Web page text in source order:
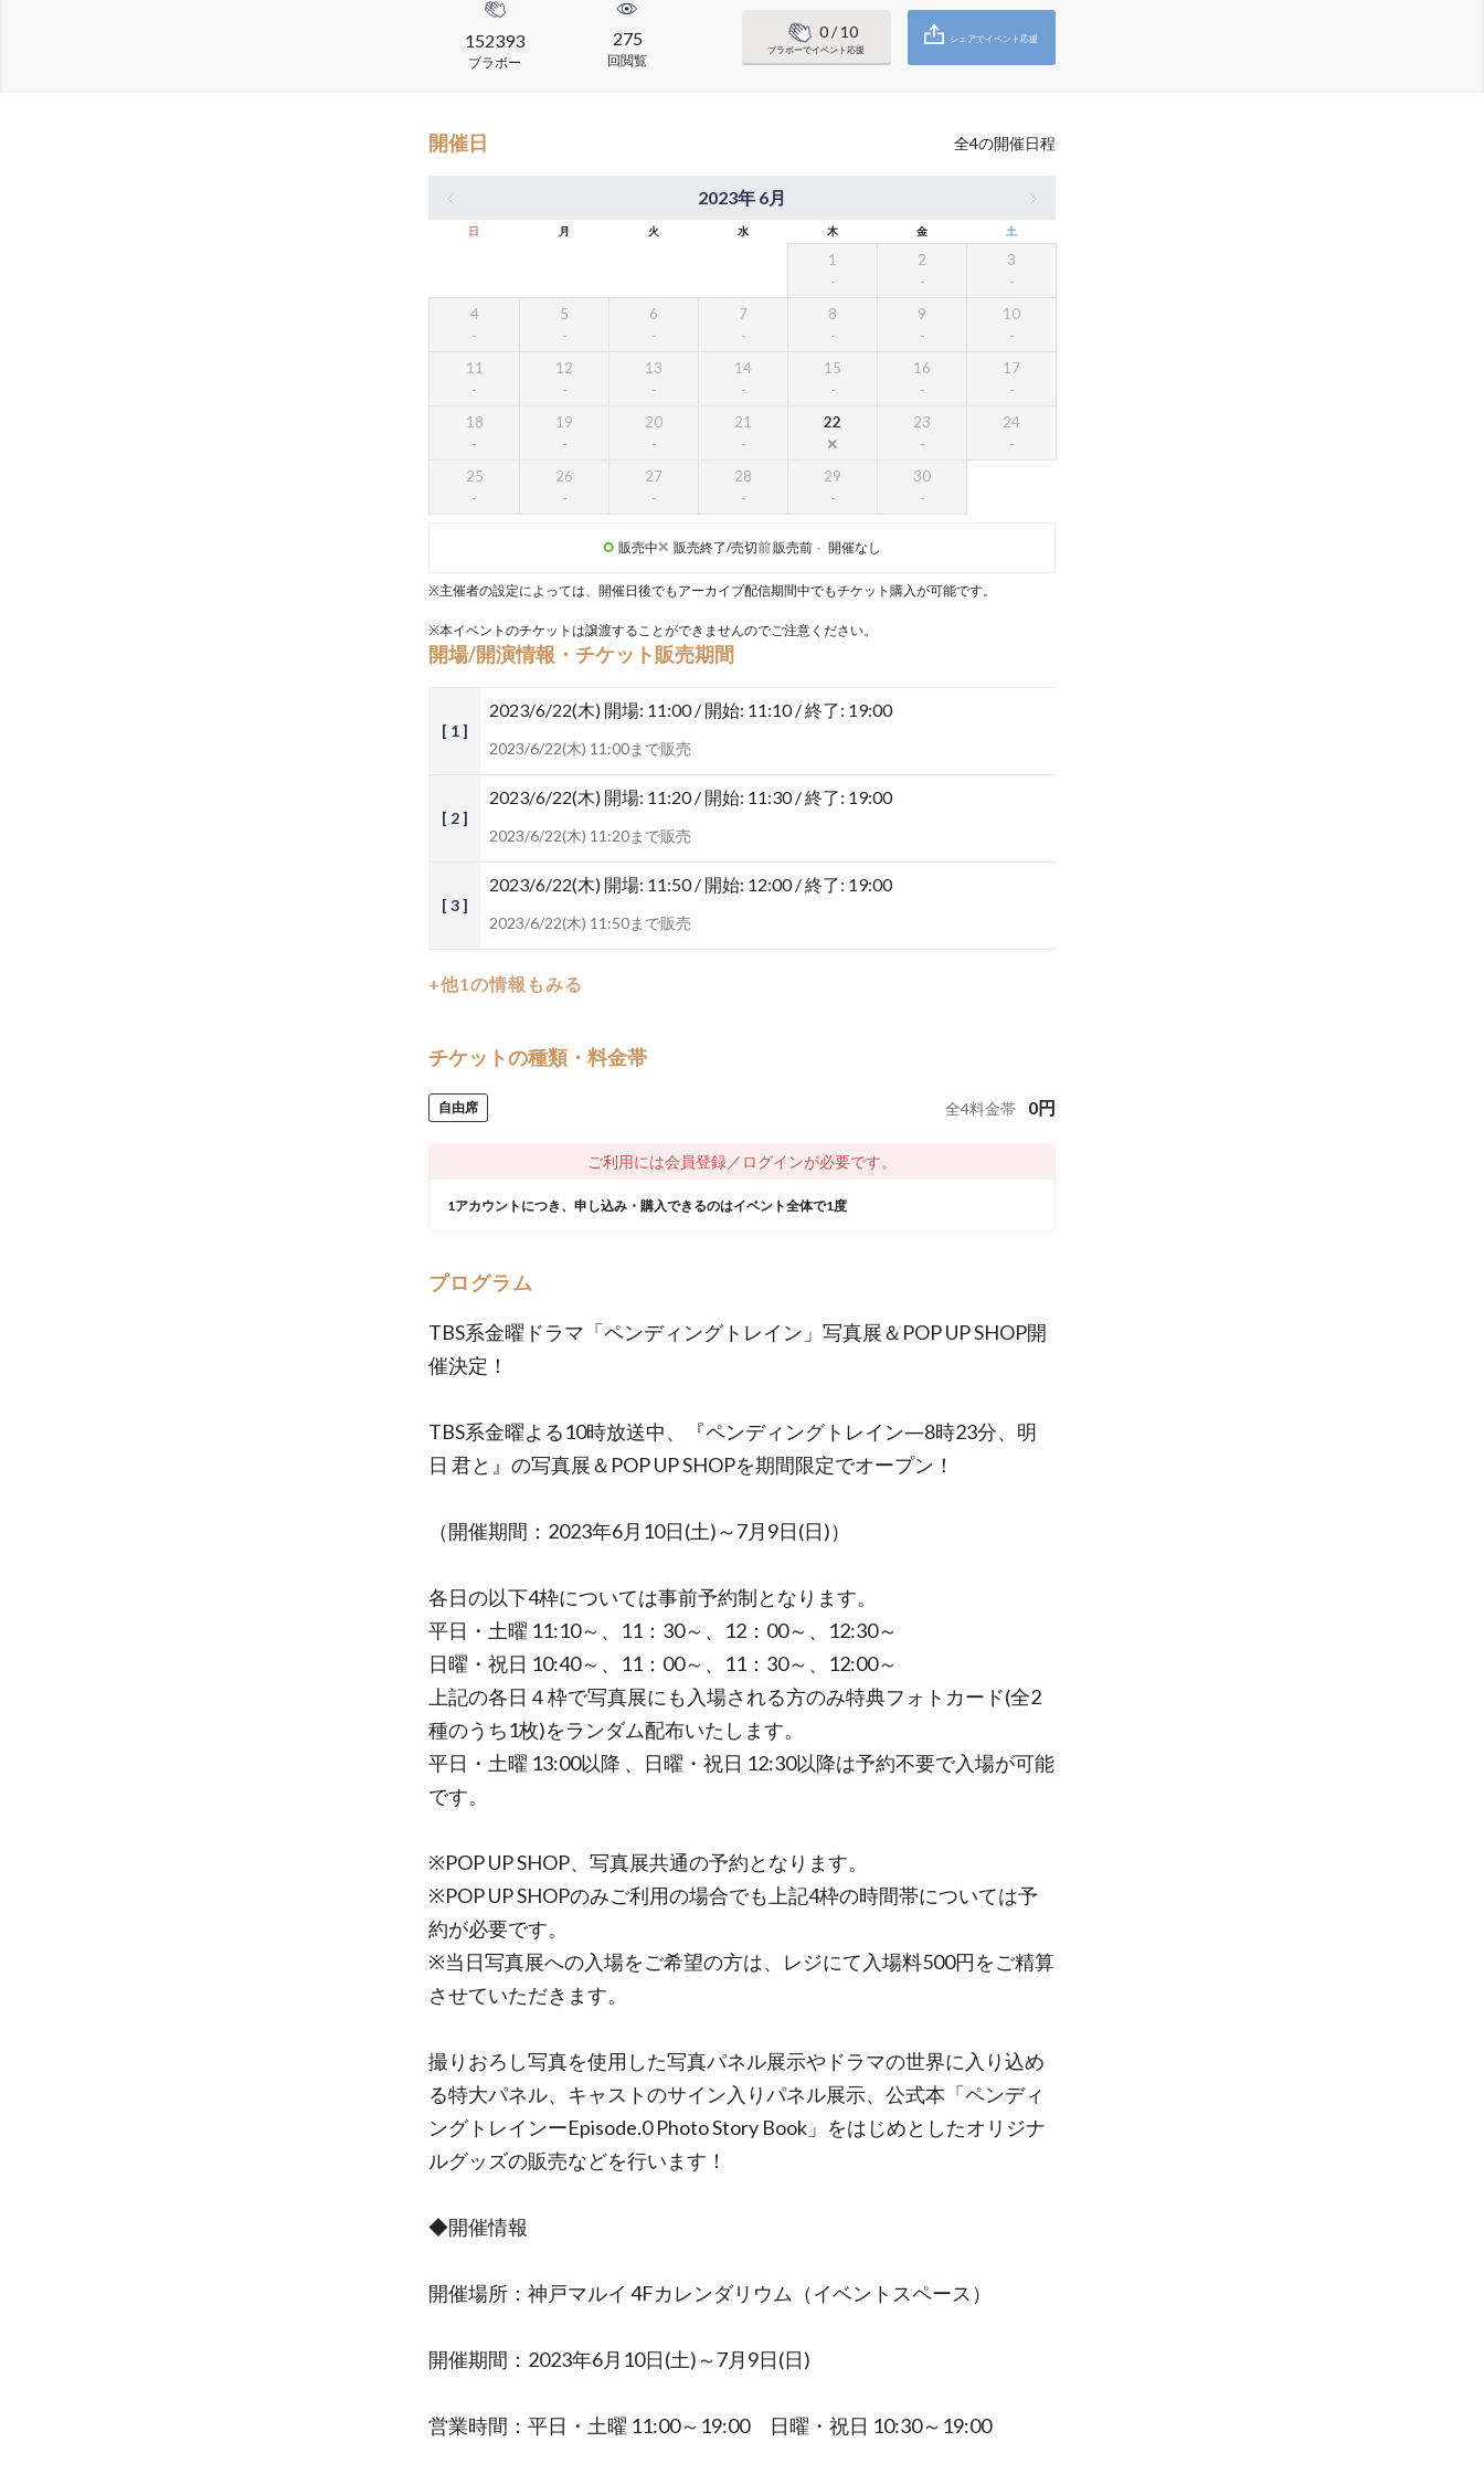
152393
ブラボー
275
回閲覧
0/ 10
ブラボーでイベント応援
シェアでイベント応援
開催日 全4の開催日程
2023年 6月
日 月 火 水 木 金 土
1 2 3
4 5 6 7 8 9 10
11 12 13 14 15 16 17
18 19 20 21 22 23 24
25 26 27 28 29 30
販売中 販売終了/売切前販売前 - 開催なし
※主催者の設定によっては、開催日後でもアーカイブ配信期間中でもチケット購入が可能です。
※本イベントのチケットは譲渡することができませんのでご注意ください。
開場/開演情報・チケット販売期間
[ 1 ]
2023/6/22(木) 開場: 11:00 / 開始: 11:10 / 終了: 19:00
2023/6/22(木) 11:00まで販売
[ 2 ]
2023/6/22(木) 開場: 11:20 / 開始: 11:30 / 終了: 19:00
2023/6/22(木) 11:20まで販売
[ 3 ]
2023/6/22(木) 開場: 11:50 / 開始: 12:00 / 終了: 19:00
2023/6/22(木) 11:50まで販売
+他1の情報もみる
チケットの種類・料金帯
自由席 全4料金帯 0円
ご利用には会員登録／ログインが必要です。
1アカウントにつき、申し込み・購入できるのはイベント全体で1度
プログラム
TBS系金曜ドラマ「ペンディングトレイン」写真展＆POP UP SHOP開
催決定！
TBS系金曜よる10時放送中、『ペンディングトレイン―8時23分、明
日 君と』の写真展＆POP UP SHOPを期間限定でオープン！
（開催期間：2023年6月10日(土)～7月9日(日)）
各日の以下4枠については事前予約制となります。
平日・土曜 11:10～、11：30～、12：00～、12:30～
日曜・祝日 10:40～、11：00～、11：30～、12:00～
上記の各日４枠で写真展にも入場される方のみ特典フォトカード(全2
種のうち1枚)をランダム配布いたします。
平日・土曜 13:00以降 、日曜・祝日 12:30以降は予約不要で入場が可能
です。
※POP UP SHOP、写真展共通の予約となります。
※POP UP SHOPのみご利用の場合でも上記4枠の時間帯については予
約が必要です。
※当日写真展への入場をご希望の方は、レジにて入場料500円をご精算
させていただきます。
撮りおろし写真を使用した写真パネル展示やドラマの世界に入り込め
る特大パネル、キャストのサイン入りパネル展示、公式本「ペンディ
ングトレインーEpisode.0 Photo Story Book」をはじめとしたオリジナ
ルグッズの販売などを行います！
◆開催情報
開催場所：神戸マルイ 4Fカレンダリウム（イベントスペース）
開催期間：2023年6月10日(土)～7月9日(日)
営業時間：平日・土曜 11:00～19:00 日曜・祝日 10:30～19:00